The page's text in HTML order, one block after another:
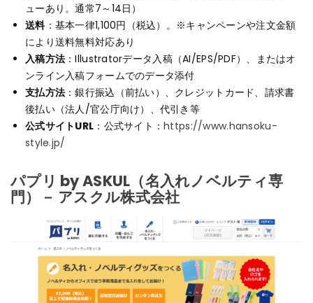
ューあり。通常7～14日）
送料：基本一律1,100円（税込）。※キャンペーンや注文金額
により送料無料対応あり
入稿方法 ：Illustratorデータ入稿（AI/EPS/PDF）、またはオ
ンライン入稿フォームでのデータ添付
支払方法 ：銀行振込（前払い）、クレジットカード、請求書
後払い（法人/官公庁向け）、代引き等
公式サイトURL ：公式サイト：https://www.hansoku-
style.jp/
パプリ by ASKUL（名入れノベルティ専
門）－ アスクル株式会社